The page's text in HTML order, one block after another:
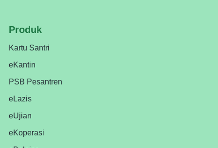
Produk
Kartu Santri
eKantin
PSB Pesantren
eLazis
eUjian
eKoperasi